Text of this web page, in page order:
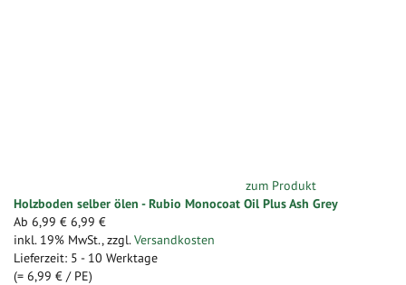
zum Produkt
Holzboden selber ölen - Rubio Monocoat Oil Plus Ash Grey
Ab 6,99 € 6,99 €
inkl. 19% MwSt., zzgl. Versandkosten
Lieferzeit: 5 - 10 Werktage
(= 6,99 € / PE)